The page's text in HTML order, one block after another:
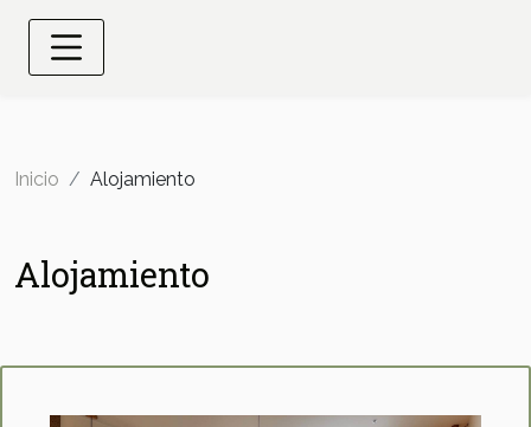
Inicio Alojamiento
Alojamiento